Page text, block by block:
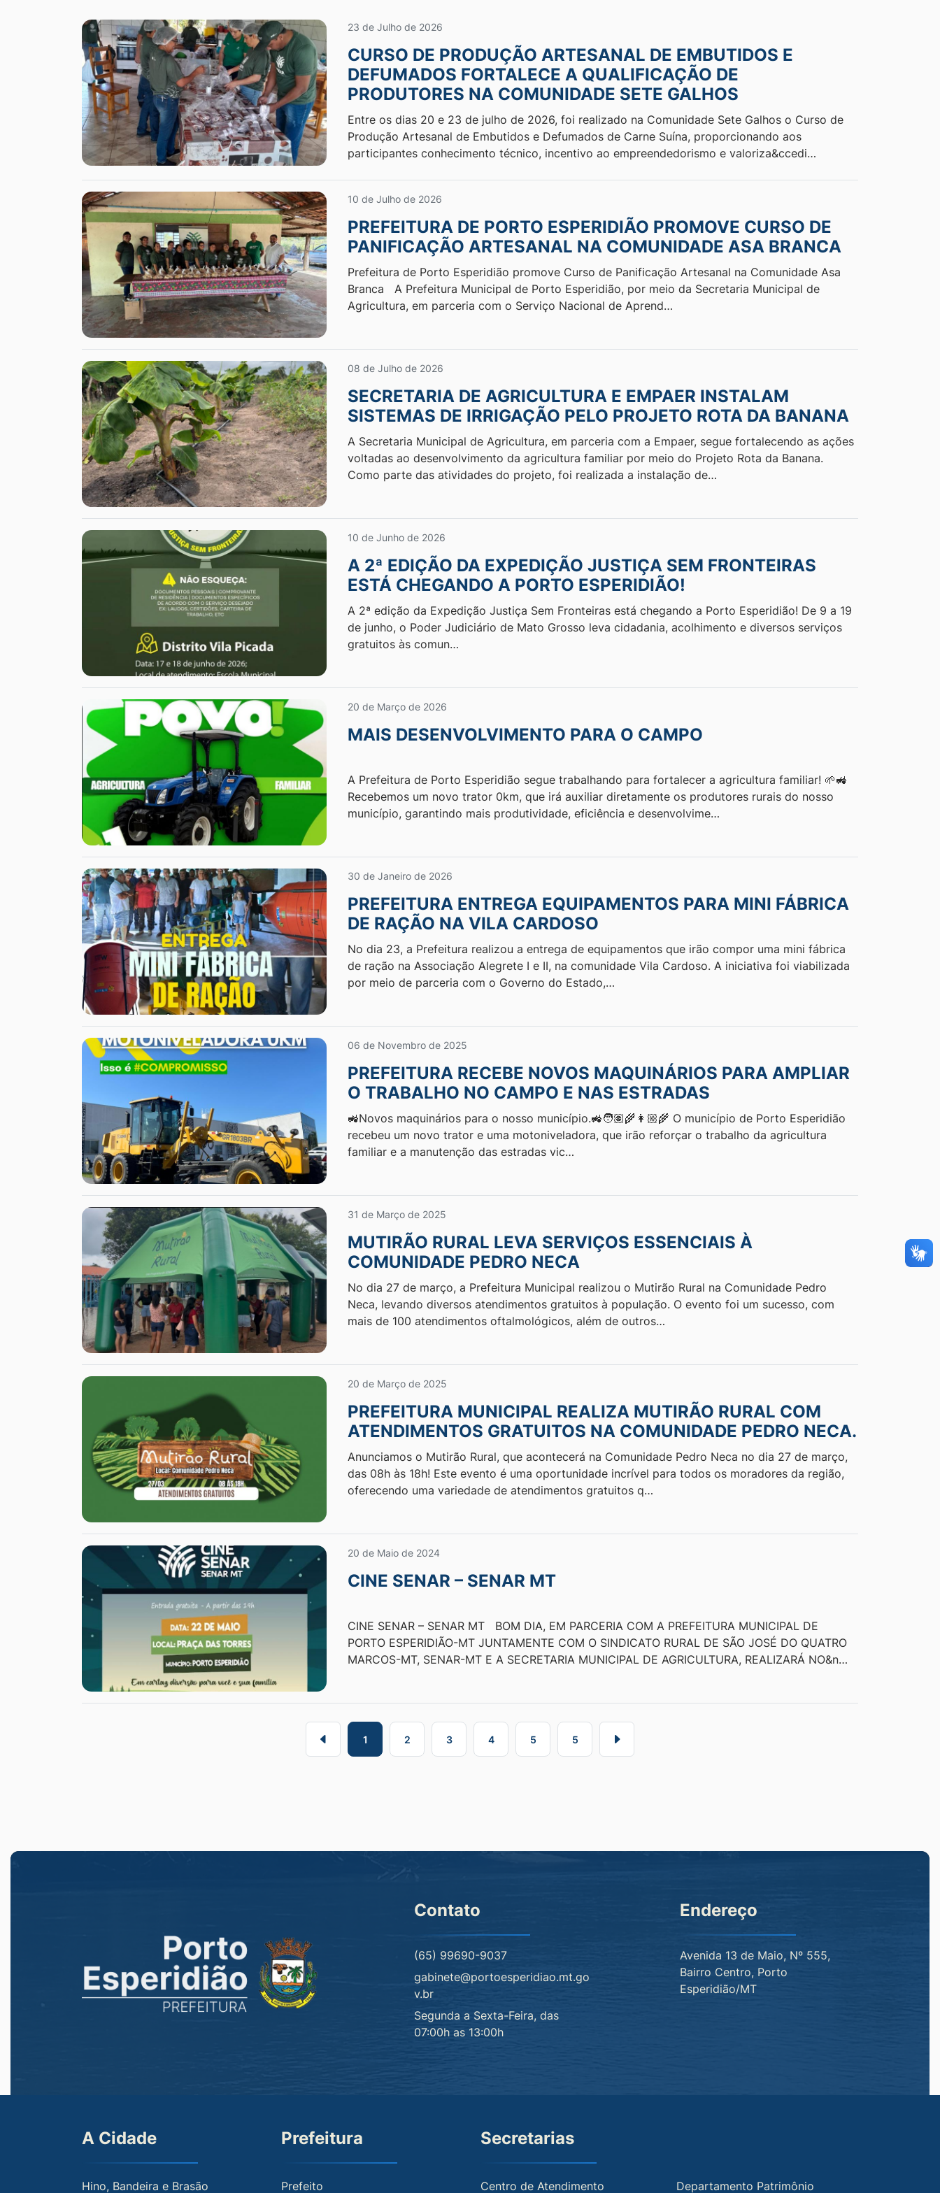
23 de Julho de 2026
CURSO DE PRODUÇÃO ARTESANAL DE EMBUTIDOS E
DEFUMADOS FORTALECE A QUALIFICAÇÃO DE
PRODUTORES NA COMUNIDADE SETE GALHOS
Entre os dias 20 e 23 de julho de 2026, foi realizado na Comunidade Sete Galhos o Curso de
Produção Artesanal de Embutidos e Defumados de Carne Suína, proporcionando aos
participantes conhecimento técnico, incentivo ao empreendedorismo e valoriza&ccedi…
10 de Julho de 2026
PREFEITURA DE PORTO ESPERIDIÃO PROMOVE CURSO DE
PANIFICAÇÃO ARTESANAL NA COMUNIDADE ASA BRANCA
Prefeitura de Porto Esperidião promove Curso de Panificação Artesanal na Comunidade Asa
Branca A Prefeitura Municipal de Porto Esperidião, por meio da Secretaria Municipal de
Agricultura, em parceria com o Serviço Nacional de Aprend…
08 de Julho de 2026
SECRETARIA DE AGRICULTURA E EMPAER INSTALAM
SISTEMAS DE IRRIGAÇÃO PELO PROJETO ROTA DA BANANA
A Secretaria Municipal de Agricultura, em parceria com a Empaer, segue fortalecendo as ações
voltadas ao desenvolvimento da agricultura familiar por meio do Projeto Rota da Banana.
Como parte das atividades do projeto, foi realizada a instalação de…
10 de Junho de 2026
A 2ª EDIÇÃO DA EXPEDIÇÃO JUSTIÇA SEM FRONTEIRAS
ESTÁ CHEGANDO A PORTO ESPERIDIÃO!
A 2ª edição da Expedição Justiça Sem Fronteiras está chegando a Porto Esperidião! De 9 a 19
de junho, o Poder Judiciário de Mato Grosso leva cidadania, acolhimento e diversos serviços
gratuitos às comun…
20 de Março de 2026
MAIS DESENVOLVIMENTO PARA O CAMPO
A Prefeitura de Porto Esperidião segue trabalhando para fortalecer a agricultura familiar! 🌱🚜
Recebemos um novo trator 0km, que irá auxiliar diretamente os produtores rurais do nosso
município, garantindo mais produtividade, eficiência e desenvolvime…
30 de Janeiro de 2026
PREFEITURA ENTREGA EQUIPAMENTOS PARA MINI FÁBRICA
DE RAÇÃO NA VILA CARDOSO
No dia 23, a Prefeitura realizou a entrega de equipamentos que irão compor uma mini fábrica
de ração na Associação Alegrete I e II, na comunidade Vila Cardoso. A iniciativa foi viabilizada
por meio de parceria com o Governo do Estado,…
06 de Novembro de 2025
PREFEITURA RECEBE NOVOS MAQUINÁRIOS PARA AMPLIAR
O TRABALHO NO CAMPO E NAS ESTRADAS
🚜Novos maquinários para o nosso município.🚜🧑🏽‍🌾👩🏼‍🌾 O município de Porto Esperidião
recebeu um novo trator e uma motoniveladora, que irão reforçar o trabalho da agricultura
familiar e a manutenção das estradas vic…
31 de Março de 2025
MUTIRÃO RURAL LEVA SERVIÇOS ESSENCIAIS À
COMUNIDADE PEDRO NECA
No dia 27 de março, a Prefeitura Municipal realizou o Mutirão Rural na Comunidade Pedro
Neca, levando diversos atendimentos gratuitos à população. O evento foi um sucesso, com
mais de 100 atendimentos oftalmológicos, além de outros…
20 de Março de 2025
PREFEITURA MUNICIPAL REALIZA MUTIRÃO RURAL COM
ATENDIMENTOS GRATUITOS NA COMUNIDADE PEDRO NECA.
Anunciamos o Mutirão Rural, que acontecerá na Comunidade Pedro Neca no dia 27 de março,
das 08h às 18h! Este evento é uma oportunidade incrível para todos os moradores da região,
oferecendo uma variedade de atendimentos gratuitos q…
20 de Maio de 2024
CINE SENAR – SENAR MT
CINE SENAR – SENAR MT BOM DIA, EM PARCERIA COM A PREFEITURA MUNICIPAL DE
PORTO ESPERIDIÃO-MT JUNTAMENTE COM O SINDICATO RURAL DE SÃO JOSÉ DO QUATRO
MARCOS-MT, SENAR-MT E A SECRETARIA MUNICIPAL DE AGRICULTURA, REALIZARÁ NO&n…
1 2 3 4 5 5
Contato
(65) 99690-9037
gabinete@portoesperidiao.mt.go
v.br
Segunda a Sexta-Feira, das
07:00h as 13:00h
Endereço
Avenida 13 de Maio, Nº 555,
Bairro Centro, Porto
Esperidião/MT
A Cidade
Hino, Bandeira e Brasão
Prefeitura
Prefeito
Secretarias
Centro de Atendimento Departamento Patrimônio